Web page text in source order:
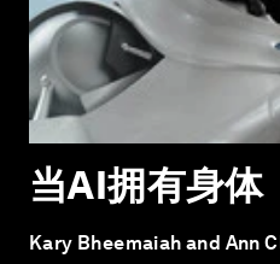
当AI拥有身体
Kary Bheemaiah and Ann